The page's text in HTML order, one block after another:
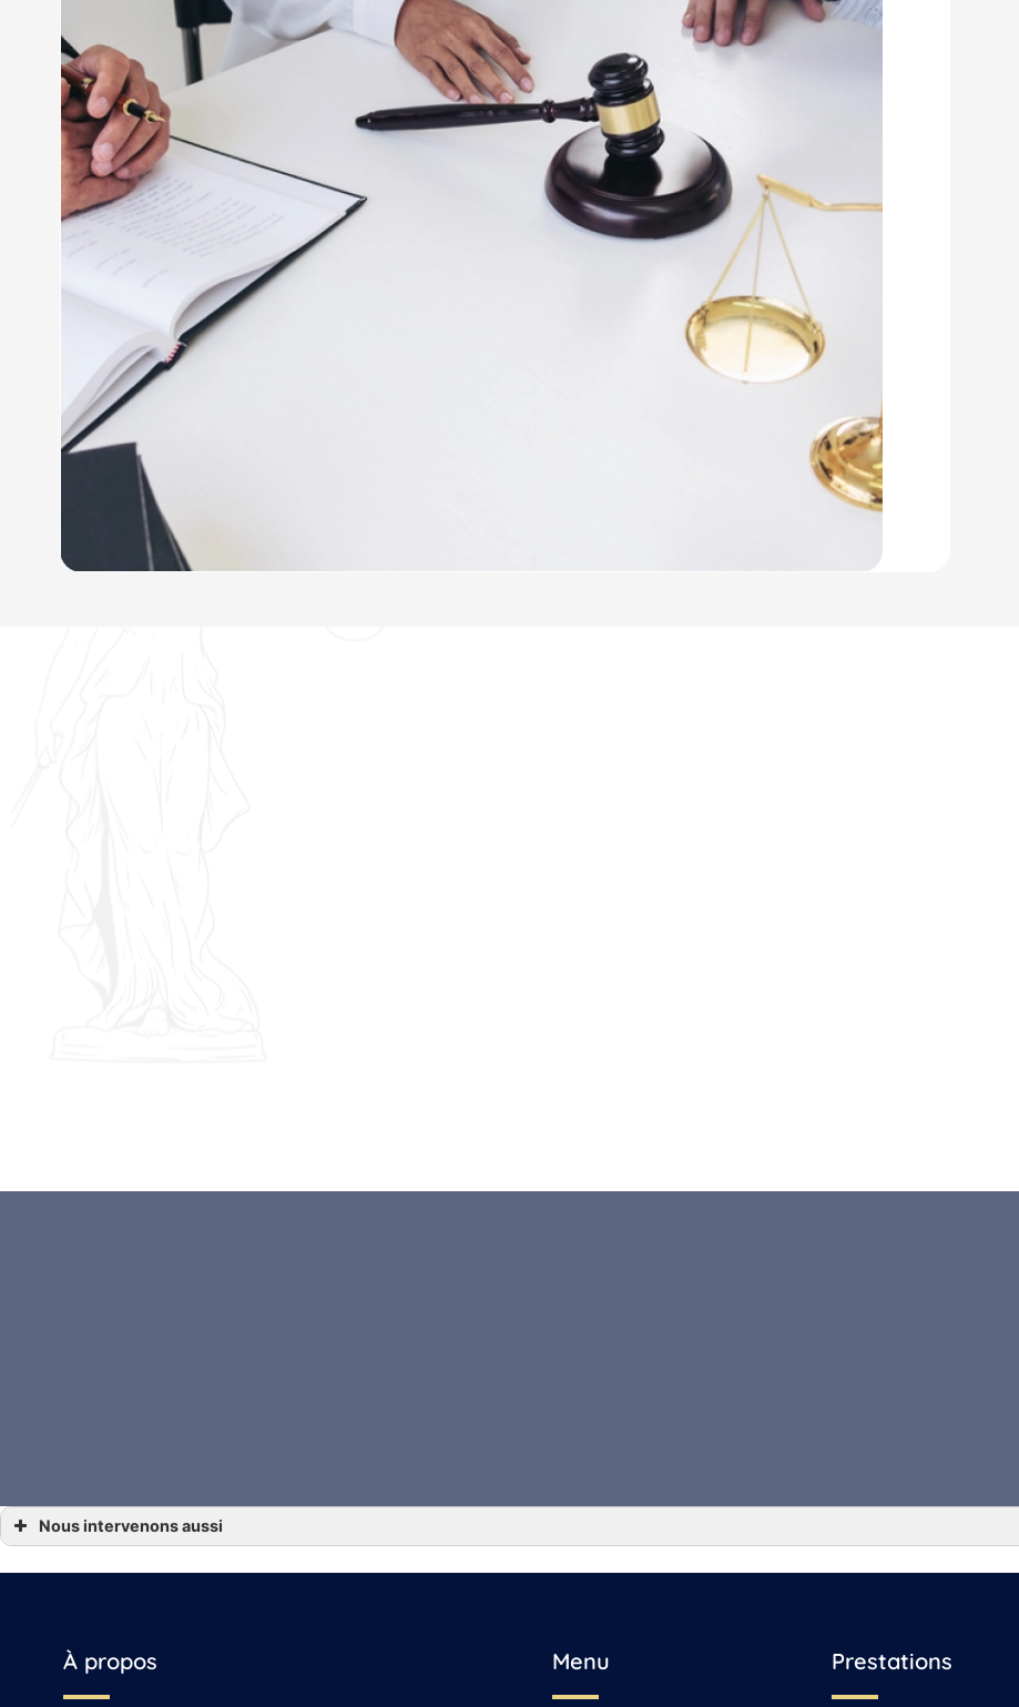
accompagner dans toutes les étapes de votre vie personnelle et familiale.
Faites valoir vos droits
Nous intervenons aussi
*** Droit succession Reignac
*** Droit succession Sonnac
À propos Menu Prestations